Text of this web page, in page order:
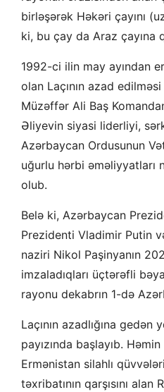
birləşərək Həkəri çayını
ki, bu çay da Araz çayına
1992-ci ilin may ayından
olan Laçının azad
Müzəffər Ali Baş
Əliyevin siyasi liderliyi,
Azərbaycan Ordusunun
uğurlu hərbi əməliyyatları
olub.
Belə ki, Azərbaycan
Prezidenti Vladimir Putin
naziri Nikol Paşinyanın
imzaladıqları üçtərəfli
rayonu dekabrın 1-də
Laçının azadlığına
payızında başlayıb.
Ermənistan silahlı
təxribatının qarşısını